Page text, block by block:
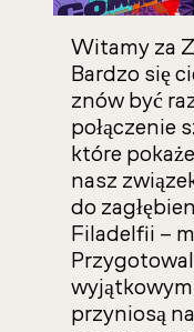
Witamy za
Bardzo się
znów być
połączenie
które
nasz
do
Filadelfii –
przyniosą